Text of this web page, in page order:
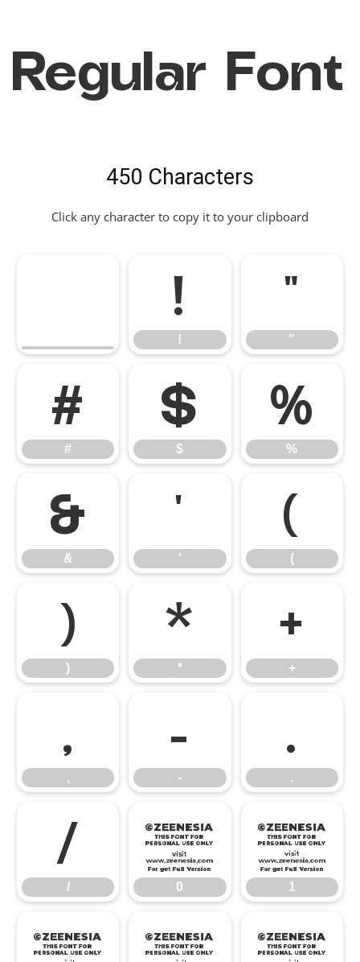
Regular Font
450 Characters
Click any character to copy it to your clipboard
!
!
"
"
#
#
$
$
%
%
&
&
'
'
(
(
)
)
*
*
+
+
,
,
-
-
.
.
/
/
0
0
1
1